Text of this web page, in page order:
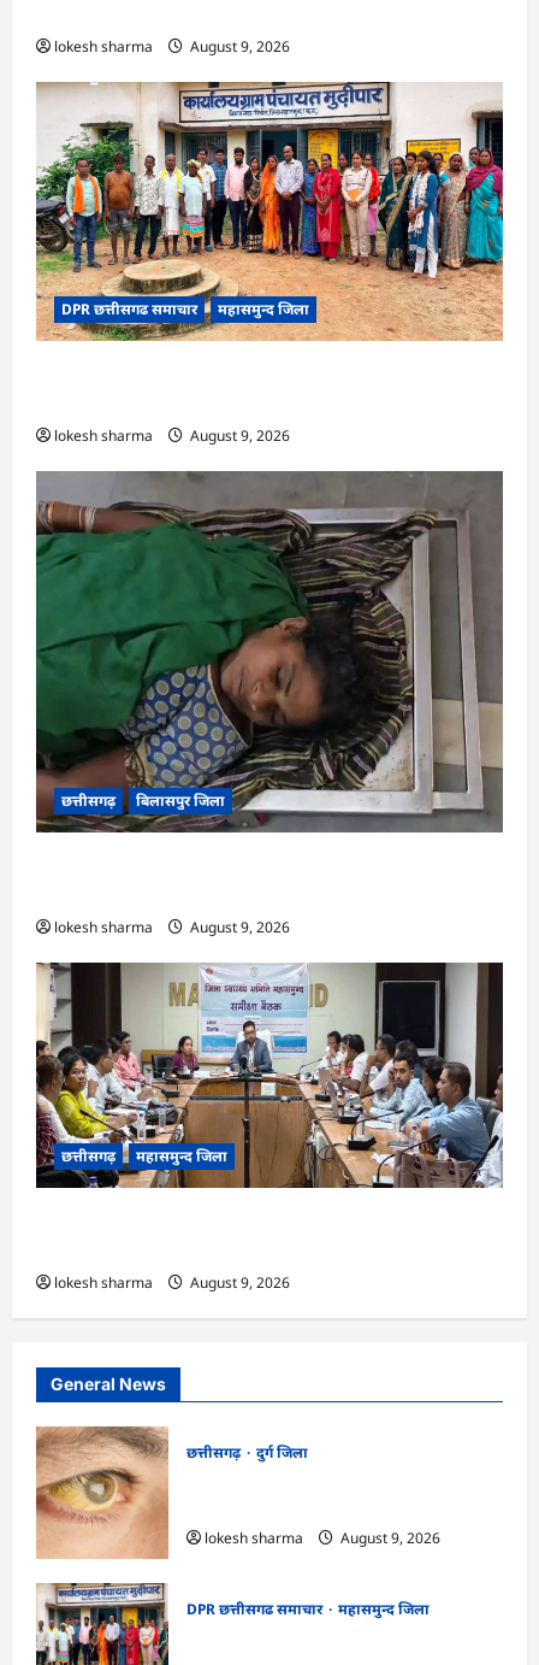
lokesh sharma August 9, 2026
DPR छत्तीसगढ समाचार महासमुन्द जिला
lokesh sharma August 9, 2026
छत्तीसगढ़ बिलासपुर जिला
lokesh sharma August 9, 2026
छत्तीसगढ़ महासमुन्द जिला
lokesh sharma August 9, 2026
General News
छत्तीसगढ़
दुर्ग जिला
lokesh sharma
August 9, 2026
DPR छत्तीसगढ समाचार
महासमुन्द जिला